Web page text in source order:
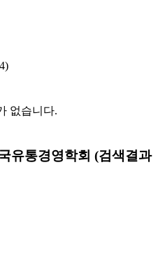
없습니다.
유통경영학회 (검색결과